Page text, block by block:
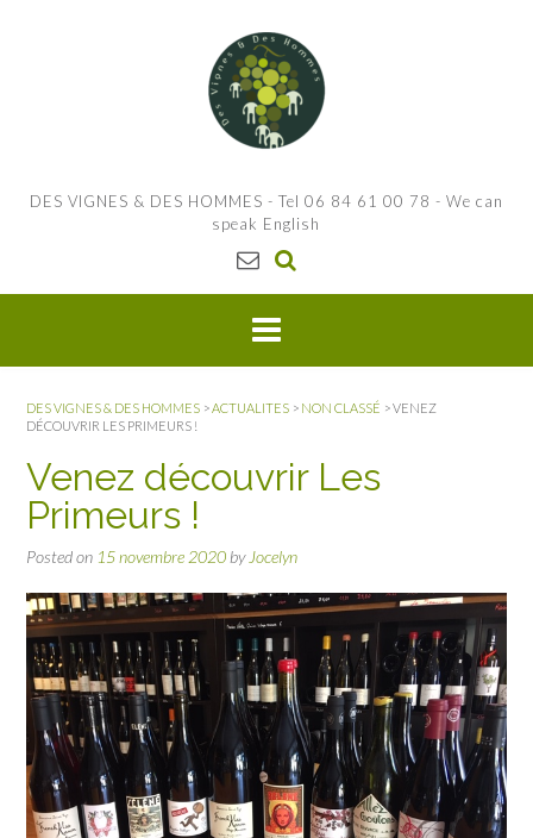
n
DES VIGNES & DES HOMMES - Tel 06 84 61 00 78 - We can
speak English
DES VIGNES & DES HOMMES >ACTUALITES > NON CLASSÉ >VENEZ
DÉCOUVRIR LES PRIMEURS !
Venez découvrir Les
Primeurs !
Posted on 15 novembre 2020 by Jocelyn